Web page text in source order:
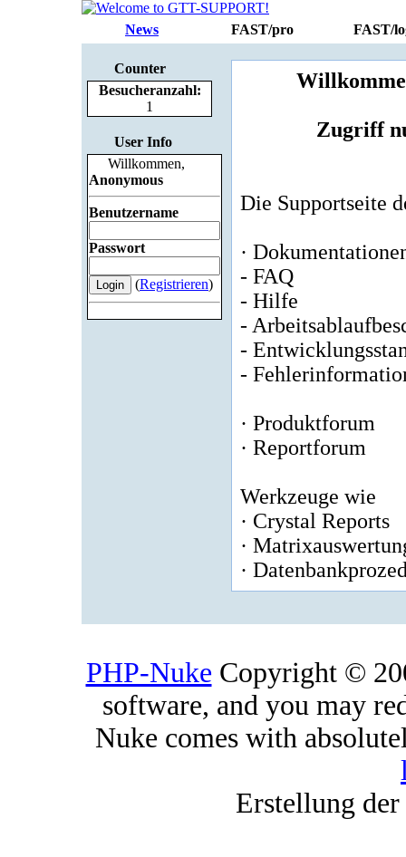
News FAST/pro FAST/
Counter
Besucheranzahl:
1
User Info
Willkommen,
Anonymous
Benutzername
Passwort
(Registrieren)
Zugriff
Die Supportseite
·
- FAQ
- Hilfe
-
-
-
· Produktforum
· Reportforum
Werkzeuge wie
· Crystal Reports
·
·
PHP-Nuke Copyright ©
software, and you may
Nuke comes with
Erstellung